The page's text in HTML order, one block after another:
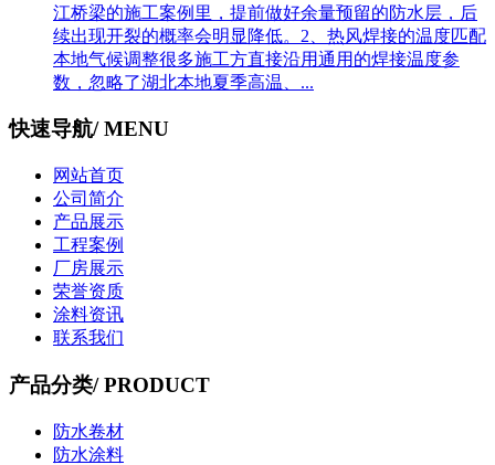
江桥梁的施工案例里，提前做好余量预留的防水层，后
续出现开裂的概率会明显降低。2、热风焊接的温度匹配
本地气候调整‌很多施工方直接沿用通用的焊接温度参
数，忽略了湖北本地夏季高温、...
快速导航/ MENU
网站首页
公司简介
产品展示
工程案例
厂房展示
荣誉资质
涂料资讯
联系我们
产品分类/ PRODUCT
防水卷材
防水涂料